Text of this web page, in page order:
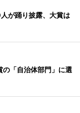
が踊り披露、大賞は
の「自治体部門」に選